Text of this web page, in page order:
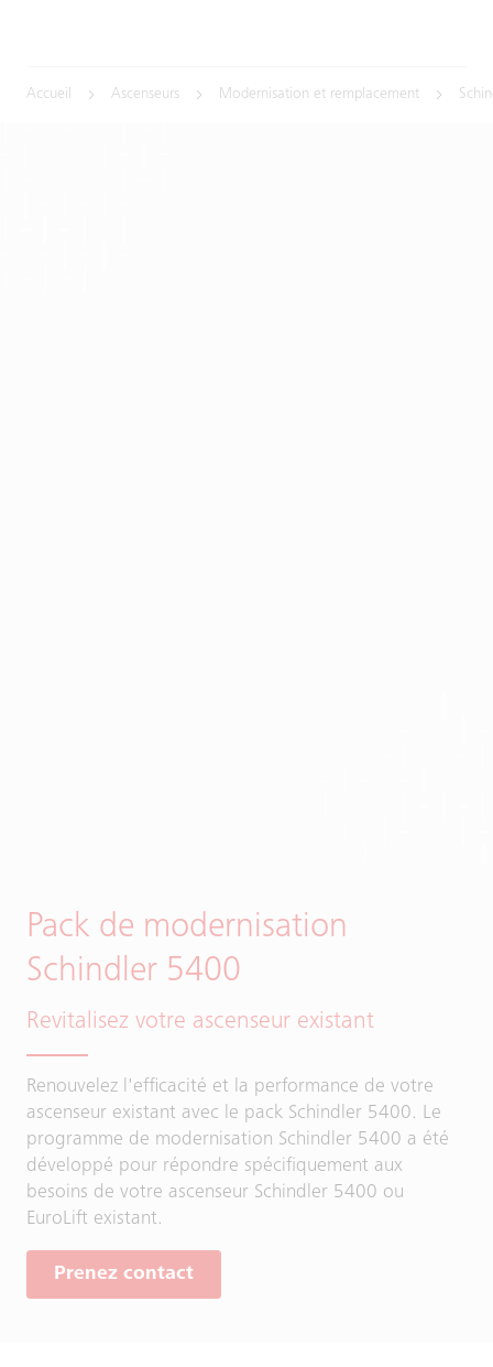
Accueil Ascenseurs Modernisation et remplacement
Pack de modernisation
Schindler 5400
Revitalisez votre ascenseur existant
Renouvelez l'efficacité et la performance de votre
ascenseur existant avec le pack Schindler 5400. Le
programme de modernisation Schindler 5400 a été
développé pour répondre spécifiquement aux
besoins de votre ascenseur Schindler 5400 ou
EuroLift existant.
Prenez contact